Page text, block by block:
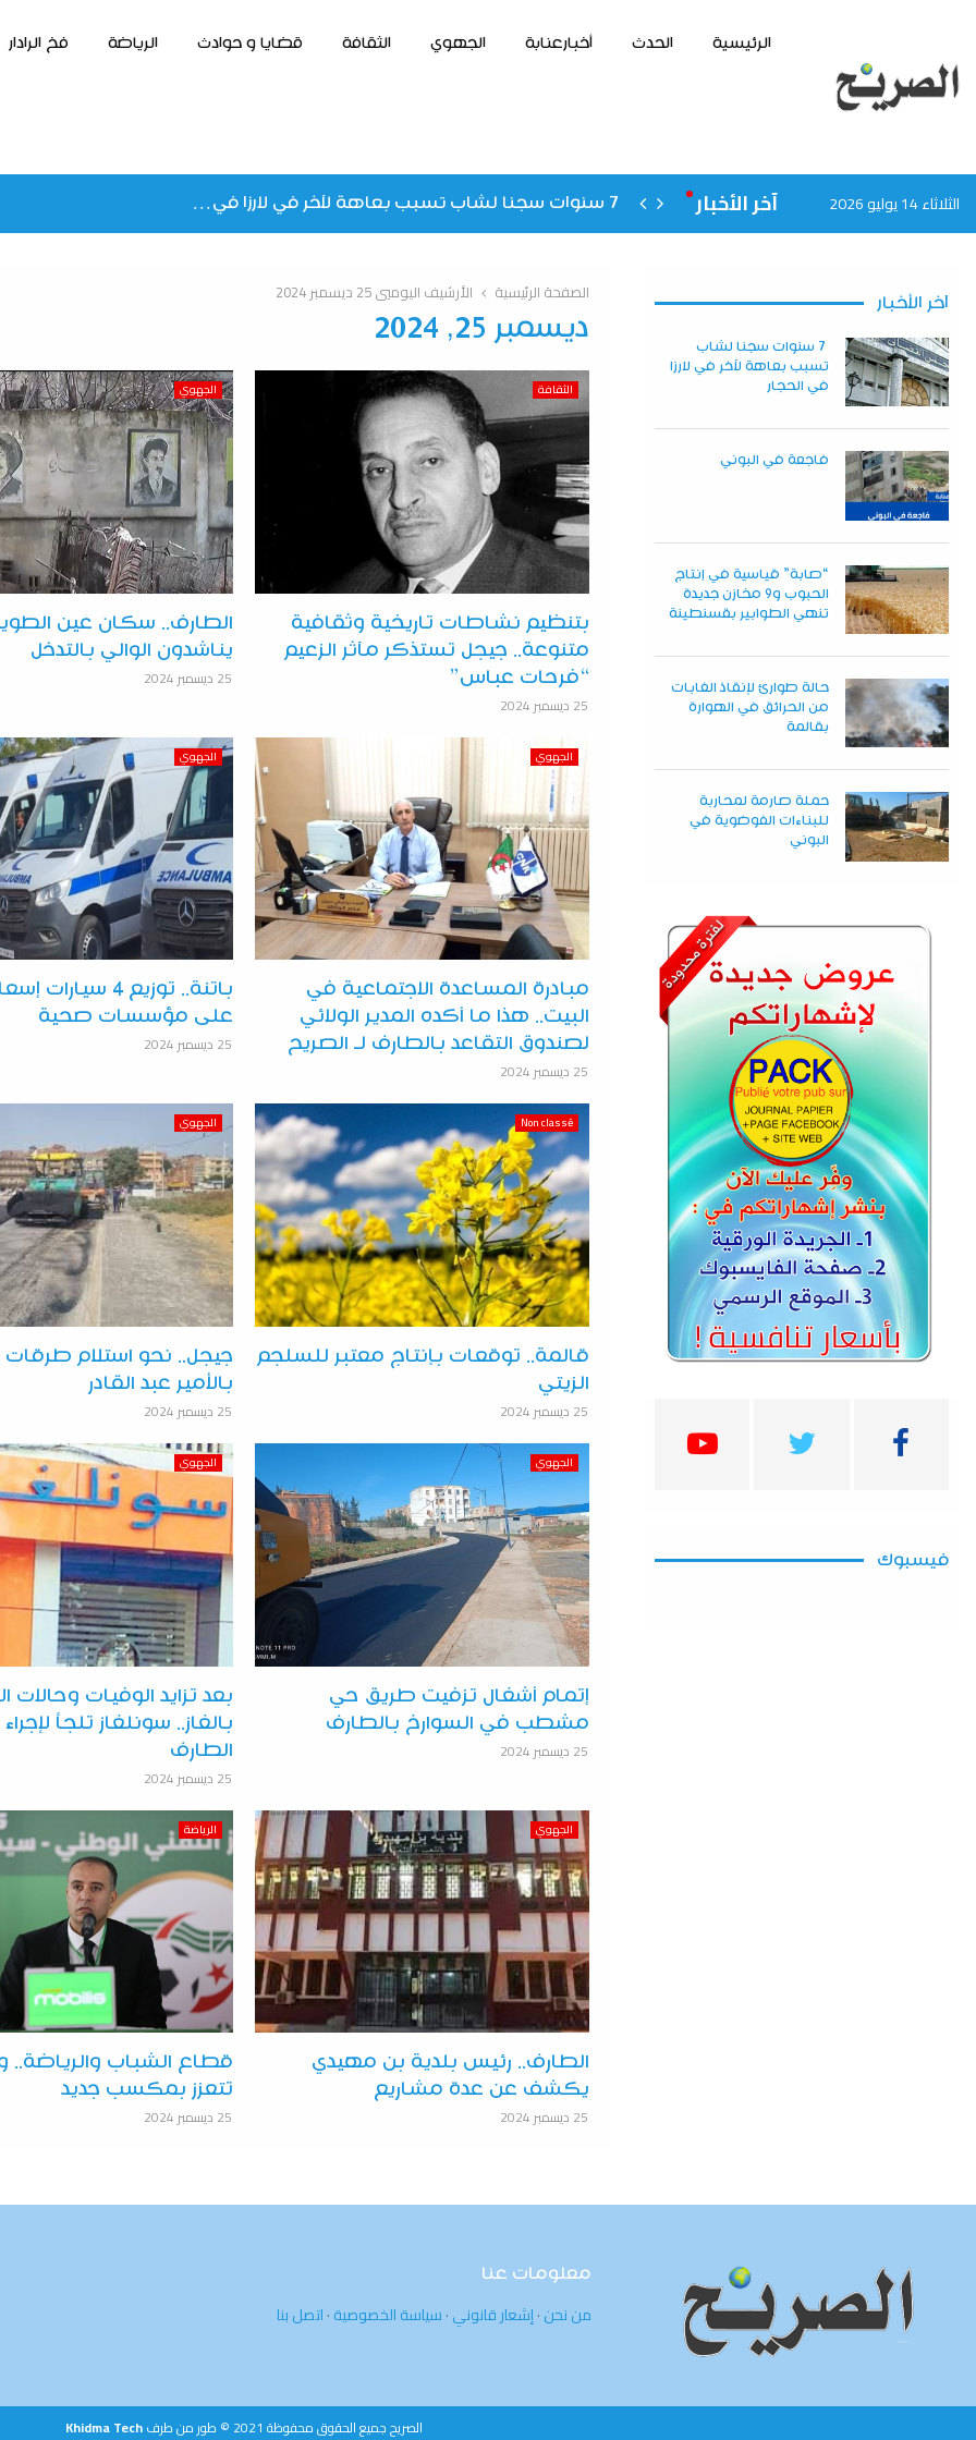
الرئيسية الحدث أخبارعنابة الجهوي الثقافة قضايا و حوادث الرياضة فخ الرادار
الثلاثاء 14 يوليو 2026 آخر الأخبار
الصفحة الرئيسية الأرشيف اليوميي 25 ديسمبر 2024
ديسمبر 25, 2024
الثقافة
بتنظيم نشاطات تاريخية وثقافية
متنوعة.. جيجل تستذكر مآثر الزعيم
“فرحات عباس”
25 ديسمبر 2024
الجهوي
الطارف.. سكان عين
يناشدون الوالي بالتدخل
25 ديسمبر 2024
الجهوي
مبادرة المساعدة الاجتماعية في
البيت.. هذا ما أكده المدير الولائي
لصندوق التقاعد بالطارف لـ الصريح
25 ديسمبر 2024
الجهوي
باتنة.. توزيع 4
على مؤسسات صحية
25 ديسمبر 2024
Non classé
قالمة.. توقعات بإنتاج معتبر للسلجم
الزيتي
25 ديسمبر 2024
الجهوي
جيجل.. نحو استلام طرقات
بالأمير عبد القادر
25 ديسمبر 2024
الجهوي
إتمام أشغال تزفيت طريق حي
مشطب في السوارخ بالطارف
25 ديسمبر 2024
الجهوي
بعد تزايد الوفيات وحالات
بالغاز.. سونلغاز تلجأ
الطارف
25 ديسمبر 2024
الجهوي
الطارف.. رئيس بلدية بن مهيدي
يكشف عن عدة مشاريع
25 ديسمبر 2024
الرياضة
قطاع الشباب والرياضة..
تتعزز بمكسب جديد
25 ديسمبر 2024
آخر الأخبار
7 سنوات سجنا لشاب
تسبب بعاهة لآخر في لارزا
في الحجار
فاجعة في البوني
“صابة” قياسية في إنتاج
الحبوب و9 مخازن جديدة
تنهي الطوابير بقسنطينة
حالة طوارئ لإنقاذ الغابات
من الحرائق في الهوارة
بقالمة
حملة صارمة لمحاربة
للبناءات الفوضوية في
البوني
فيسبوك
معلومات عنا
من نحن·إشعار قانوني·سياسة الخصوصية·اتصل بنا
الصريح جميع الحقوق محفوظة 2021 © طور من طرف Khidma Tech